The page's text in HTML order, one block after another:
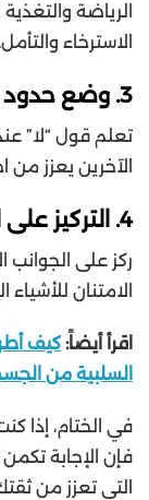
الرياضة
الاسترخاء
3. وضع حدود صحية
تعلم قول “لا”
الآخرين يعزز
4. التركيز على الإيجابيات
ركز على الجوانب
الامتنان
اقرأ أيضاً: كيف
السلبية من
في الختام، إذا
فإن الإجابة
التي تعزز من